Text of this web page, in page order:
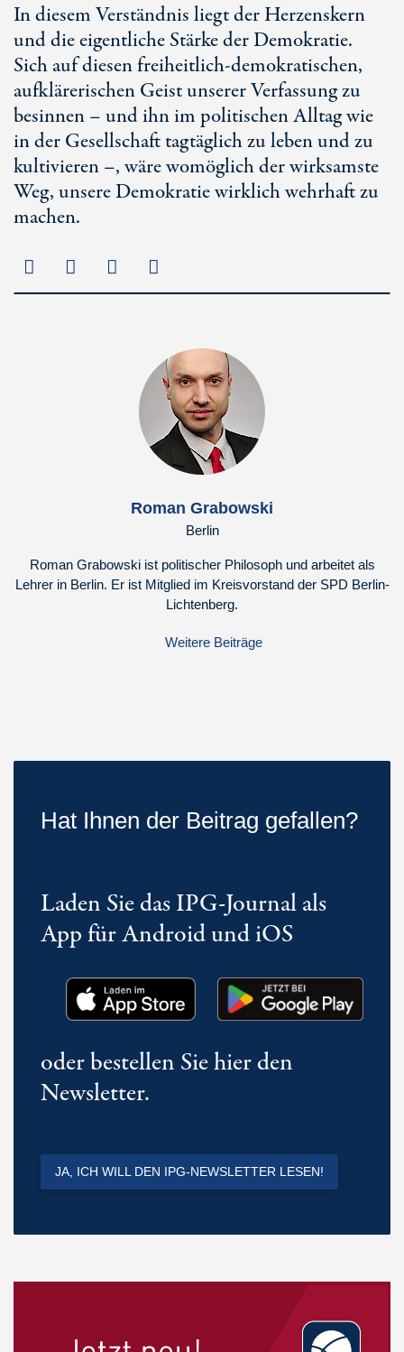
In diesem Verständnis liegt der Herzenskern
und die eigentliche Stärke der Demokratie.
Sich auf diesen freiheitlich-demokratischen,
aufklärerischen Geist unserer Verfassung zu
besinnen – und ihn im politischen Alltag wie
in der Gesellschaft tagtäglich zu leben und zu
kultivieren –, wäre womöglich der wirksamste
Weg, unsere Demokratie wirklich wehrhaft zu
machen.
Roman Grabowski
Berlin
Roman Grabowski ist politischer Philosoph und arbeitet als
Lehrer in Berlin. Er ist Mitglied im Kreisvorstand der SPD Berlin-
Lichtenberg.
Weitere Beiträge
Hat Ihnen der Beitrag gefallen?
Laden Sie das IPG-Journal als
App für Android und iOS
oder bestellen Sie hier den
Newsletter.
JA, ICH WILL DEN IPG-NEWSLETTER LESEN!